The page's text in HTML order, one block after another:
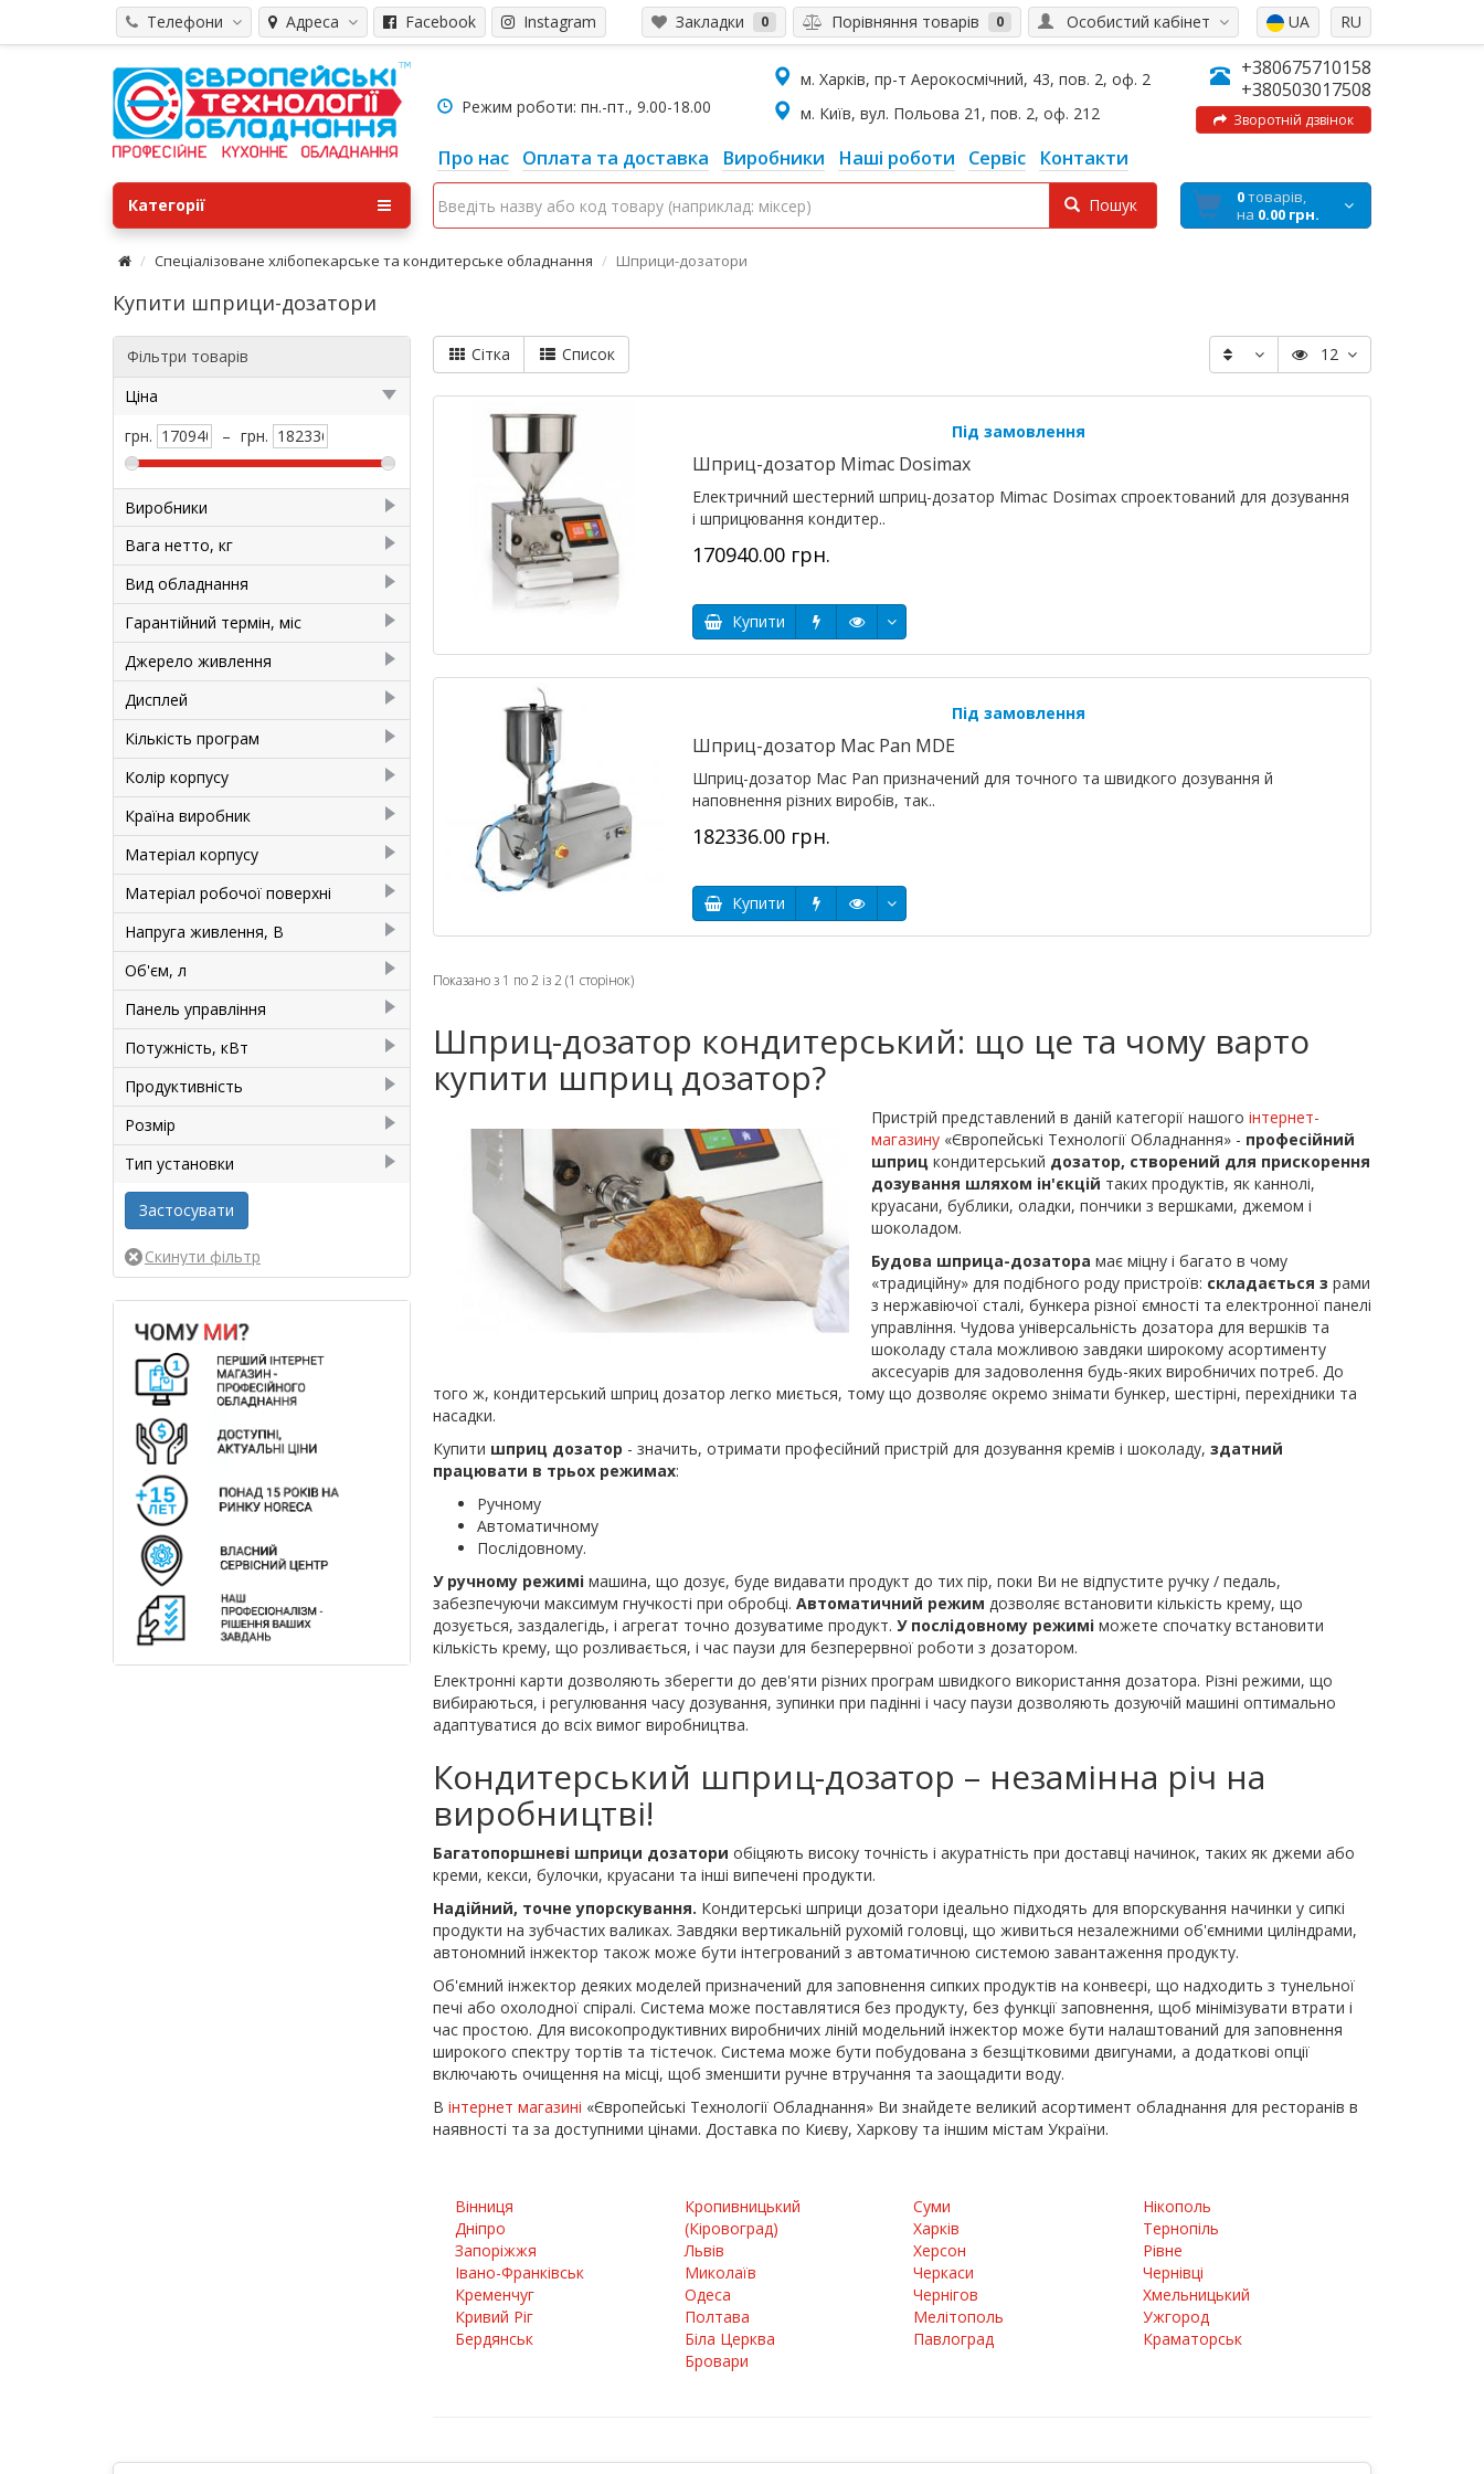
Особистий кабінет RU
UA
Телефони Адреса Facebook Instagram Закладки 0 Порівняння товарів 0
Режим роботи: пн.-пт., 9.00-18.00
м. Харків, пр-т Аерокосмічний, 43, пов. 2, оф. 2
м. Київ, вул. Польова 21, пов. 2, оф. 212
+380675710158
+380503017508
Зворотній дзвінок
Про нас Оплата та доставка Виробники Наші роботи Сервіс Контакти
Пошук 0товарів,
на 0.00 грн.
Категорії
Спеціалізоване хлібопекарське та кондитерське обладнання Шприци-дозатори
Купити шприци-дозатори
Фільтри товарів
Ціна
грн.
– грн.
Виробники
Mac Pan
1
Mimac
1
Вага нетто, кг
20
1
33
1
Вид обладнання
Шприц-дозатор
2
Гарантійний термін, міс
12
2
Джерело живлення
Електроенергія
2
Диcплей
Немає
1
Сенсорний
1
Кількість програм
7
1
Колір корпусу
Білий
1
Сірий
1
Країна виробник
Італія
2
Матеріал корпусу
Нержавіюча сталь
2
Матеріал робочої поверхні
Нержавіюча сталь
1
Напруга живлення, В
220
1
380
1
Об'єм, л
15
1
7
1
Панель управління
Механічна
1
Потужність, кВт
0,15
1
0,37
1
Продуктивність
1500 шт/год
1
3500 шт/год
1
Розмір
390x360x500
1
750x330x560
Тип установки
Настільний
Сітка Список 12
Під замовлення
Шприц-дозатор Mimac Dosimax
Електричний шестерний шприц-дозатор Mimac Dosimax спроектований для дозування
і шприцювання кондитер..
170940.00 грн.
Купити
Під замовлення
Шприц-дозатор Mac Pan MDE
Шприц-дозатор Mac Pan призначений для точного та швидкого дозування й
наповнення різних виробів, так..
182336.00 грн.
Купити
Показано з 1 по 2 із 2 (1 сторінок)
Шприц-дозатор кондитерський: що це та чому варто
купити шприц дозатор?
Пристрій представлений в даній категорії нашого інтернет-
магазину«Європейські Технології Обладнання» - професійний
шприц кондитерський дозатор, створений для прискорення
дозування шляхом ін'єкцій таких продуктів, як каннолі,
круасани, бублики, оладки, пончики з вершками, джемом і
шоколадом.
Будова шприца-дозатора має міцну і багато в чому
«традиційну» для подібного роду пристроїв: складається з рами
з нержавіючої сталі, бункера різної ємності та електронної панелі
управління. Чудова універсальність дозатора для вершків та
шоколаду стала можливою завдяки широкому асортименту
аксесуарів для задоволення будь-яких виробничих потреб. До
того ж, кондитерський шприц дозатор легко миється, тому що дозволяє окремо знімати бункер, шестірні, перехідники та
насадки.
Купити шприц дозатор - значить, отримати професійний пристрій для дозування кремів і шоколаду, здатний
працювати в трьох режимах:
Ручному
Автоматичному
Послідовному.
У ручному режимі машина, що дозує, буде видавати продукт до тих пір, поки Ви не відпустите ручку / педаль,
забезпечуючи максимум гнучкості при обробці. Автоматичний режим дозволяє встановити кількість крему, що
дозується, заздалегідь, і агрегат точно дозуватиме продукт. У послідовному режимі можете спочатку встановити
кількість крему, що розливається, і час паузи для безперервної роботи з дозатором.
Електронні карти дозволяють зберегти до дев'яти різних програм швидкого використання дозатора. Різні режими, що
вибираються, і регулювання часу дозування, зупинки при падінні і часу паузи дозволяють дозуючій машині оптимально
адаптуватися до всіх вимог виробництва.
Кондитерський шприц-дозатор – незамінна річ на
виробництві!
Багатопоршневі шприци дозатори обіцяють високу точність і акуратність при доставці начинок, таких як джеми або
креми, кекси, булочки, круасани та інші випечені продукти.
Надійний, точне упорскування. Кондитерські шприци дозатори ідеально підходять для впорскування начинки у сипкі
продукти на зубчастих валиках. Завдяки вертикальній рухомій головці, що живиться незалежними об'ємними циліндрами,
автономний інжектор також може бути інтегрований з автоматичною системою завантаження продукту.
Об'ємний інжектор деяких моделей призначений для заповнення сипких продуктів на конвеєрі, що надходить з тунельної
печі або охолодної спіралі. Система може поставлятися без продукту, без функції заповнення, щоб мінімізувати втрати і
час простою. Для високопродуктивних виробничих ліній модельний інжектор може бути налаштований для заповнення
широкого спектру тортів та тістечок. Система може бути побудована з безщітковими двигунами, а додаткові опції
включають очищення на місці, щоб зменшити ручне втручання та заощадити воду.
В інтернет магазині «Європейські Технології Обладнання» Ви знайдете великий асортимент обладнання для ресторанів в
наявності та за доступними цінами. Доставка по Києву, Харкову та іншим містам України.
Вінниця
Дніпро
Запоріжжя
Івано-Франківськ
Кременчуг
Кривий Ріг
Бердянськ
Кропивницький
(Кіровоград)
Львів
Миколаїв
Одеса
Полтава
Біла Церква
Бровари
Суми
Харків
Херсон
Черкаси
Чернігов
Мелітополь
Павлоград
Нікополь
Тернопіль
Рівне
Чернівці
Хмельницький
Ужгород
Краматорськ